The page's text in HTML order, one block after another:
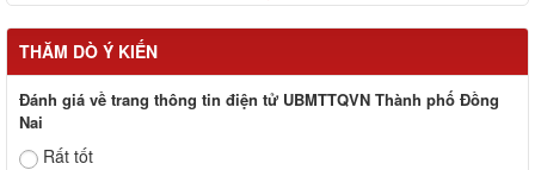
THĂM DÒ Ý KIẾN
Đánh giá về trang thông tin điện tử UBMTTQVN Thành phố Đồng
Nai
Rất tốt